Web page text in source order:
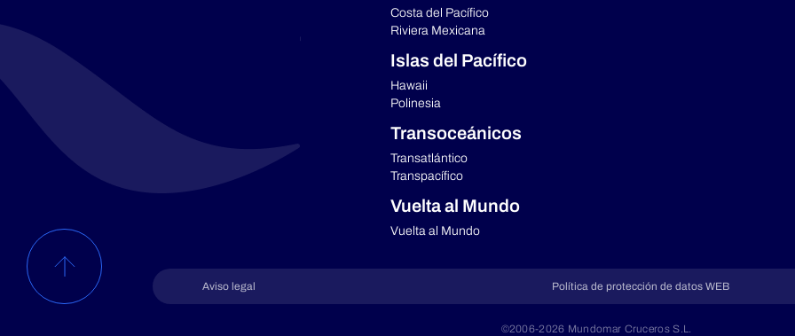
Costa del Pacífico
Riviera Mexicana
Islas del Pacífico
Hawaii
Polinesia
Transoceánicos
Transatlántico
Transpacífico
Vuelta al Mundo
Vuelta al Mundo
Aviso legal Política de protección de datos WEB
©2006-2026 Mundomar Cruceros S.L.